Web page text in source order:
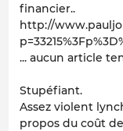
financier..
http://
... aucun article
Stupéfiant.
Assez violent
propos du coût